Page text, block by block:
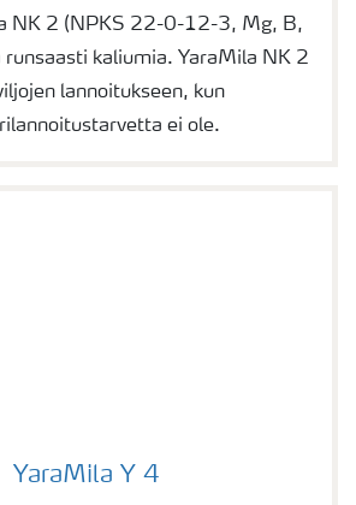
NK 2 (NPKS 22-0-12-3, Mg, B,
runsaasti kaliumia. YaraMila NK 2
lannoitukseen, kun
ei ole.
YaraMila Y 4